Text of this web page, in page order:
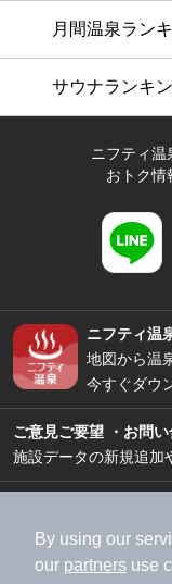
By using our
our partners use
月間温泉ラン
サウナランキ
ニフティ温
おトク情
ニフティ温
地図から温
今すぐダウ
ご意見ご要望 ・お問
施設データの新規追加
加盟店募集
利用規約